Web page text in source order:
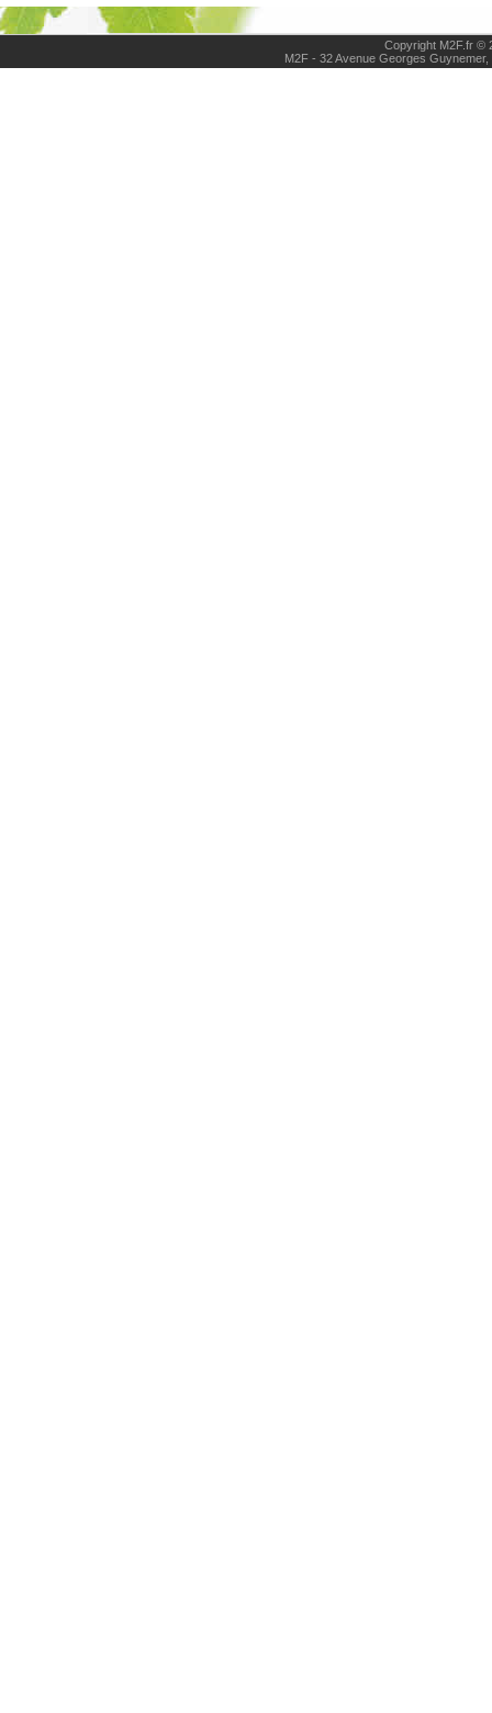
Copyright M2F.fr ©
M2F - 32 Avenue Georges